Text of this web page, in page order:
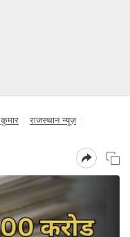
राजस्थान न्यूज़